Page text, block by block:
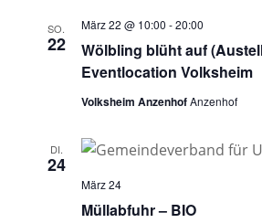
SO.
22
Wölbling blüht auf
Eventlocation Volksheim
März 22 @ 10:00 -20:00
Volksheim AnzenhofAnzenhof
DI.
24
Müllabfuhr – BIO
März 24